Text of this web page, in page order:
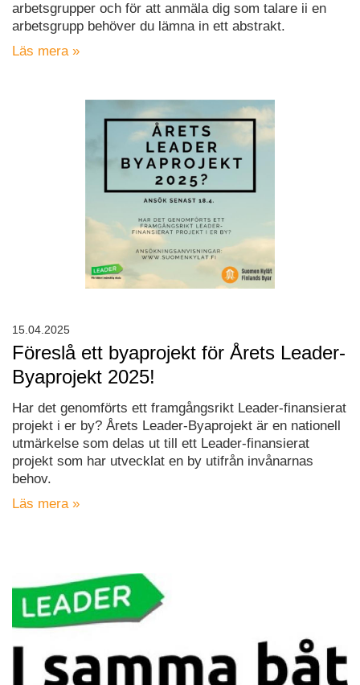
arbetsgrupper och för att anmäla dig som talare ii en
arbetsgrupp behöver du lämna in ett abstrakt.
Läs mera »
Föreslå ett byaprojekt för Årets Leader-
Byaprojekt 2025!
Har det genomförts ett framgångsrikt Leader-finansierat
projekt i er by? Årets Leader-Byaprojekt är en nationell
utmärkelse som delas ut till ett Leader-finansierat
projekt som har utvecklat en by utifrån invånarnas
behov.
Läs mera »
15.04.2025